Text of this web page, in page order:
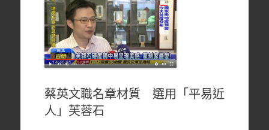
蔡英文職名章材質 選用「平易近
人」芙蓉石